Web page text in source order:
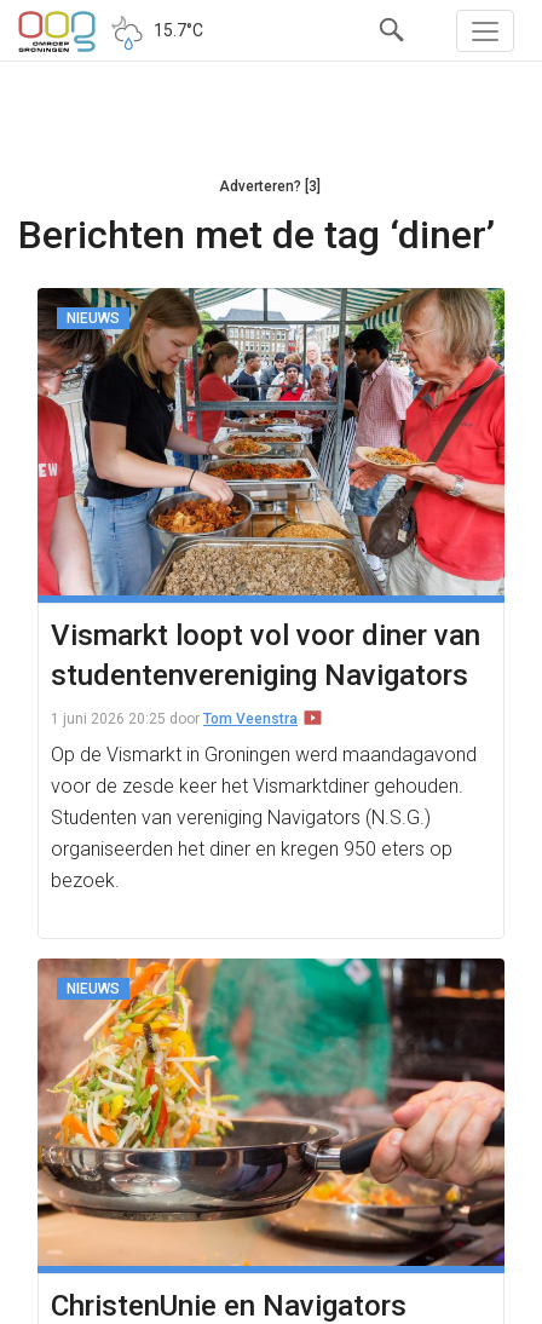
15.7°C
Adverteren? [3]
Berichten met de tag ‘diner’
NIEUWS
Vismarkt loopt vol voor diner van
studentenvereniging Navigators
1 juni 2026 20:25 door Tom Veenstra
Op de Vismarkt in Groningen werd maandagavond
voor de zesde keer het Vismarktdiner gehouden.
Studenten van vereniging Navigators (N.S.G.)
organiseerden het diner en kregen 950 eters op
bezoek.
NIEUWS
ChristenUnie en Navigators